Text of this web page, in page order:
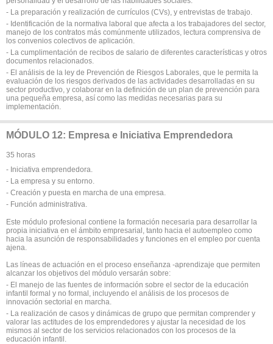
- La preparación y realización de currículos (CVs), y entrevistas de trabajo.
- Identificación de la normativa laboral que afecta a los trabajadores del sector,
manejo de los contratos más comúnmente utilizados, lectura comprensiva de
los convenios colectivos de aplicación.
- La cumplimentación de recibos de salario de diferentes características y otros
documentos relacionados.
- El análisis de la ley de Prevención de Riesgos Laborales, que le permita la
evaluación de los riesgos derivados de las actividades desarrolladas en su
sector productivo, y colaborar en la definición de un plan de prevención para
una pequeña empresa, así como las medidas necesarias para su
implementación.
MÓDULO 12: Empresa e Iniciativa Emprendedora
35 horas
- Iniciativa emprendedora.
- La empresa y su entorno.
- Creación y puesta en marcha de una empresa.
- Función administrativa.
Este módulo profesional contiene la formación necesaria para desarrollar la
propia iniciativa en el ámbito empresarial, tanto hacia el autoempleo como
hacia la asunción de responsabilidades y funciones en el empleo por cuenta
ajena.
Las líneas de actuación en el proceso enseñanza -aprendizaje que permiten
alcanzar los objetivos del módulo versarán sobre:
- El manejo de las fuentes de información sobre el sector de la educación
infantil formal y no formal, incluyendo el análisis de los procesos de
innovación sectorial en marcha.
- La realización de casos y dinámicas de grupo que permitan comprender y
valorar las actitudes de los emprendedores y ajustar la necesidad de los
mismos al sector de los servicios relacionados con los procesos de la
educación infantil.